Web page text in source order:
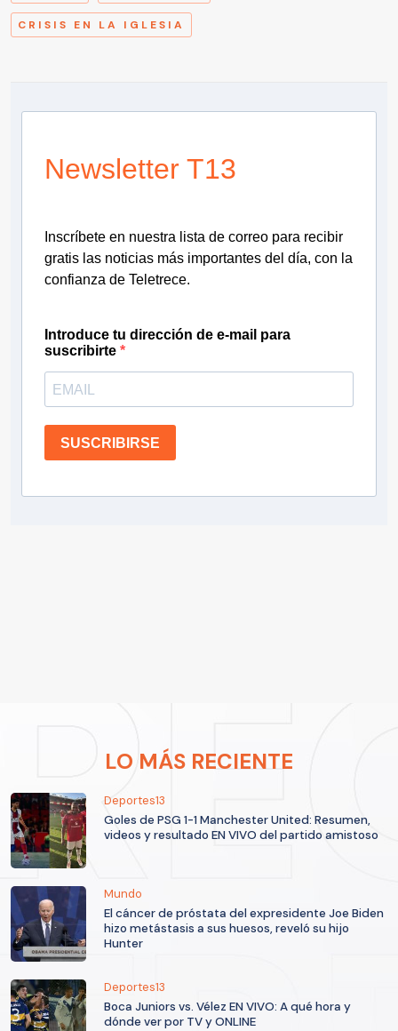
CRISIS EN LA IGLESIA
Newsletter T13
Inscríbete en nuestra lista de correo para recibir
gratis las noticias más importantes del día, con la
confianza de Teletrece.
Introduce tu dirección de e-mail para
suscribirte
SUSCRIBIRSE
LO MÁS RECIENTE
Deportes13
Goles de PSG 1-1 Manchester United: Resumen,
videos y resultado EN VIVO del partido amistoso
Mundo
El cáncer de próstata del expresidente Joe Biden
hizo metástasis a sus huesos, reveló su hijo
Hunter
Deportes13
Boca Juniors vs. Vélez EN VIVO: A qué hora y
dónde ver por TV y ONLINE